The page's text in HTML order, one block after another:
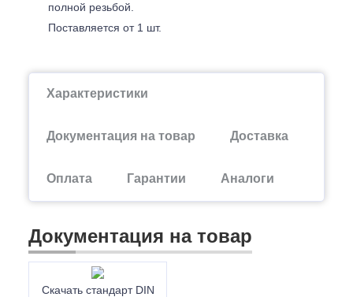
полной резьбой.
Поставляется от 1 шт.
Характеристики
Документация на товар Доставка
Оплата Гарантии Аналоги
Документация на товар
Скачать стандарт DIN